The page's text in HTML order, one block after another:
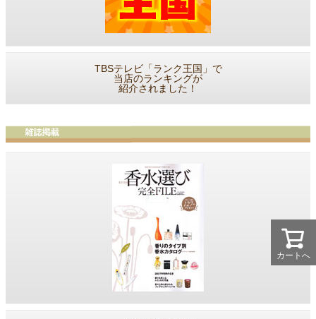
カートへ
TBSテレビ「ランク王国」で
当店のランキングが
紹介されました！